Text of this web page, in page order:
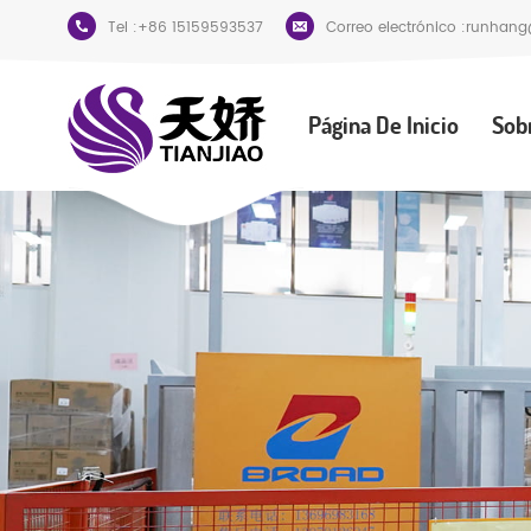
Tel :+86 15159593537 Correo electrónico :
Página De Inicio